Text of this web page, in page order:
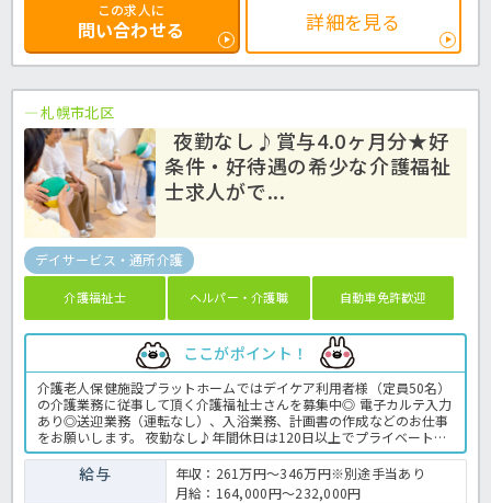
この求人に
問い合わせる 詳細を見る
札幌市北区
夜勤なし♪賞与4.0ヶ月分★好
条件・好待遇の希少な介護福祉
士求人がで...
デイサービス・通所介護
介護福祉士 ヘルパー・介護職 自動車免許歓迎
ここがポイント！
介護老人保健施設プラットホームではデイケア利用者様（定員50名）
の介護業務に従事して頂く介護福祉士さんを募集中◎ 電子カルテ入力
あり◎送迎業務（運転なし）、入浴業務、計画書の作成などのお仕事
をお願いします。 夜勤なし♪年間休日は120日以上でプライベートと
両立しやすい環境◎ 賞与は日勤のみでは希少な4.0ヶ月分の支給があ
るなど、好条件の求人ですよ！ お問い合わせはほっ介護までお待ちし
ております！ デイケアでの介護業務全般です。 ＜介護職 正職員
給与
年収：261万円～346万円※別途手当あり
月給：164,000円～232,000円